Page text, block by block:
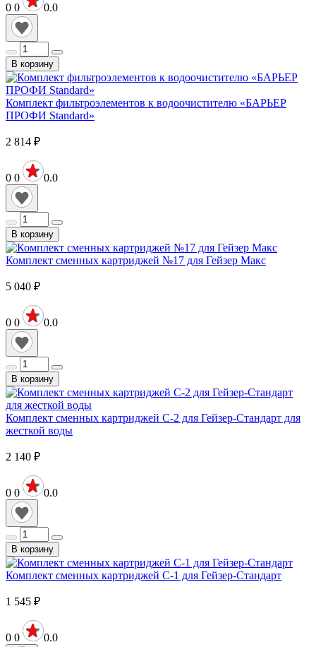
0 0 0.0
В корзину
Комплект фильтроэлементов к водоочистителю «БАРЬЕР
ПРОФИ Standard»
2 814 ₽
0 0 0.0
В корзину
Комплект сменных картриджей №17 для Гейзер Макс
5 040 ₽
0 0 0.0
В корзину
Комплект сменных картриджей С-2 для Гейзер-Стандарт для
жесткой воды
2 140 ₽
0 0 0.0
В корзину
Комплект сменных картриджей С-1 для Гейзер-Стандарт
1 545 ₽
0 0 0.0